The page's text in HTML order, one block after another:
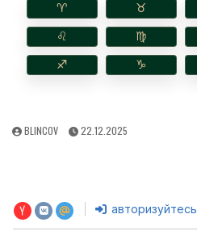
♈︎ ♉︎
♌︎ ♍︎
♐︎ ♑︎
AUTHOR:
BLINCOV
PUBLISHED
22.12.2025
авторизуйтесь